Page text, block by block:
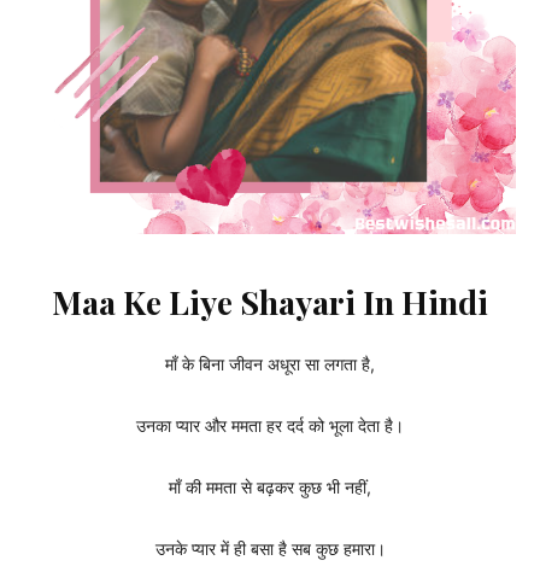
Maa Ke Liye Shayari In Hindi
माँ के बिना जीवन अधूरा सा लगता है,
उनका प्यार और ममता हर दर्द को भूला देता है।
माँ की ममता से बढ़कर कुछ भी नहीं,
उनके प्यार में ही बसा है सब कुछ हमारा।